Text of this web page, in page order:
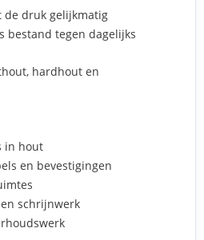
de druk gelijkmatig
bestand tegen dagelijks
hardhout en
in hout
en bevestigingen
schrijnwerk